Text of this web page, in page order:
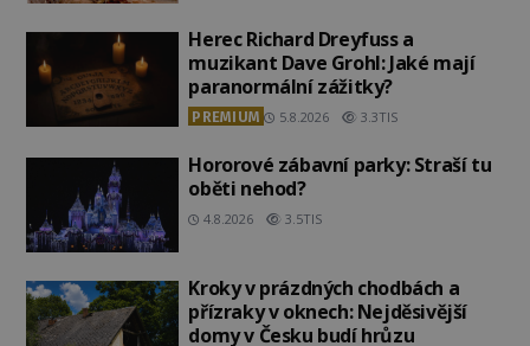
Herec Richard Dreyfuss a
muzikant Dave Grohl: Jaké mají
paranormální zážitky?
PREMIUM 5.8.2026 3.3TIS
Hororové zábavní parky: Straší tu
oběti nehod?
4.8.2026 3.5TIS
Kroky v prázdných chodbách a
přízraky v oknech: Nejděsivější
domy v Česku budí hrůzu